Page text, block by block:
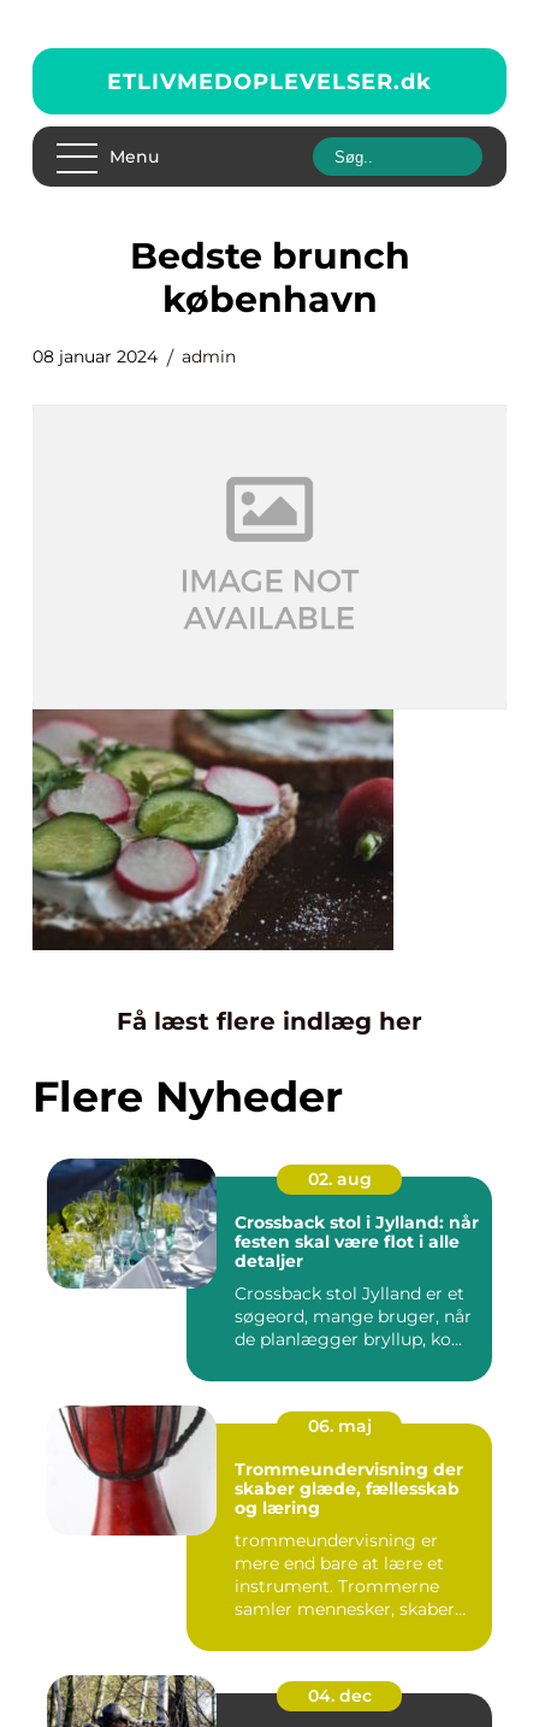
ETLIVMEDOPLEVELSER.dk
Menu
bedste brunch
københavn
08 januar 2024 admin
Få læst flere indlæg her
Flere Nyheder
02. aug
Crossback stol i Jylland: når
festen skal være flot i alle
detaljer
Crossback stol Jylland er et
søgeord, mange bruger, når
de planlægger bryllup, ko...
06. maj
Trommeundervisning der
skaber glæde, fællesskab
og læring
trommeundervisning er
mere end bare at lære et
instrument. Trommerne
samler mennesker, skaber
04. dec